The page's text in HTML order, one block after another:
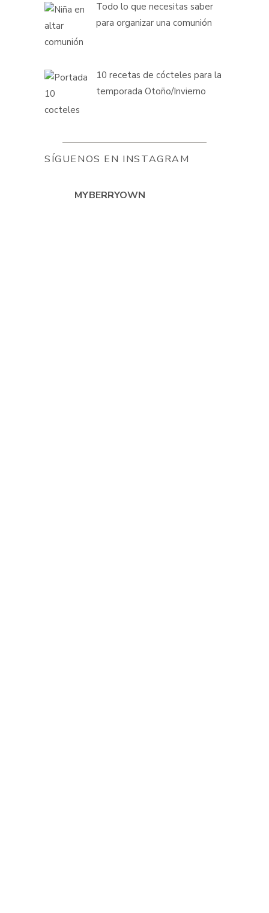
Todo lo que necesitas saber
para organizar una comunión
10 recetas de cócteles para la
temporada Otoño/Invierno
SÍGUENOS EN INSTAGRAM
MYBERRYOWN